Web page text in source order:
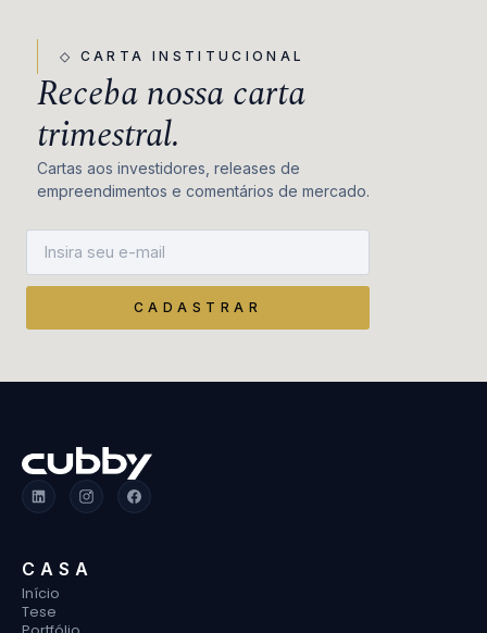
◇ CARTA INSTITUCIONAL
Receba nossa carta
trimestral.
Cartas aos investidores, releases de
empreendimentos e comentários de mercado.
CADASTRAR
CASA
Início
Tese